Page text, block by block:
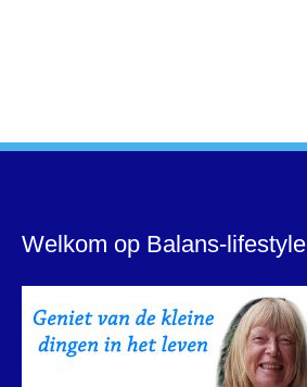
Welkom op Balans-lifestyle